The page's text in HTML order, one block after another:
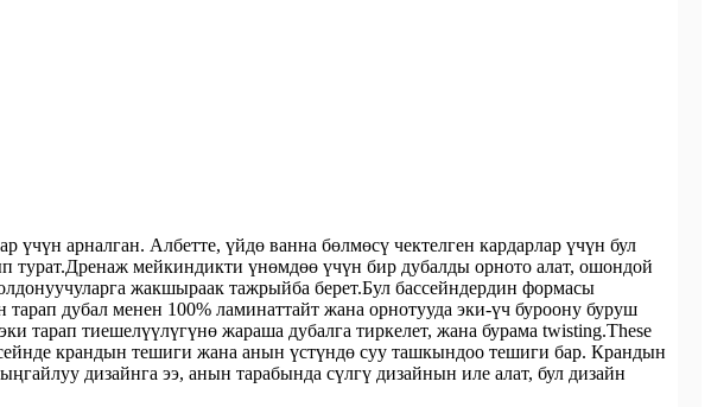
арналган. Албетте, үйдө ванна бөлмөсү чектелген кардарлар үчүн бул
турат.Дренаж мейкиндикти үнөмдөө үчүн бир дубалды орното алат, ошондой
жакшыраак тажрыйба берет.Бул бассейндердин формасы
дубал менен 100% ламинаттайт жана орнотууда эки-үч буроону буруш
тарап тиешелүүлүгүнө жараша дубалга тиркелет, жана бурама twisting.These
крандын тешиги жана анын үстүндө суу ташкындоо тешиги бар. Крандын
дизайнга ээ, анын тарабында сүлгү дизайнын иле алат, бул дизайн